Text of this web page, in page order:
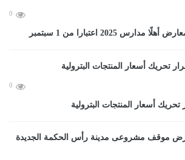
0
2025 اعتبارا من 1 سبتمبر
0